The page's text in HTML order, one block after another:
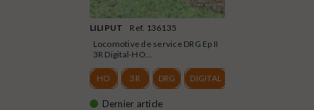
LILIPUT
Ref. 136135
Locomotive de service DRG Ep II
3R Digital-HO...
HO 3R DRG DIGITAL
Dernier article